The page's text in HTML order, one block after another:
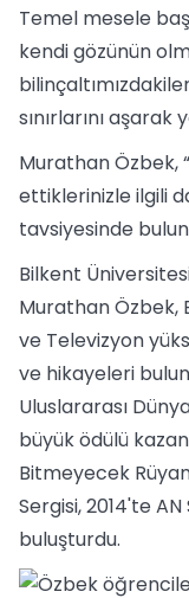
Temel mesele
kendi gözünün
sınırlarını aşarak
Murathan Özbek,
ettiklerinizle ilgili
tavsiyesinde
Bilkent
Murathan Özbek,
ve Televizyon
ve hikayeleri
Uluslararası
büyük ödülü
Bitmeyecek
Sergisi, 2014'te
buluşturdu.